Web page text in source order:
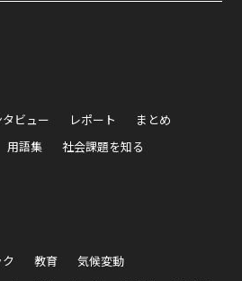
タビュー レポート
まとめ
用語集 社会課題を知る
ク 教育
気候変動